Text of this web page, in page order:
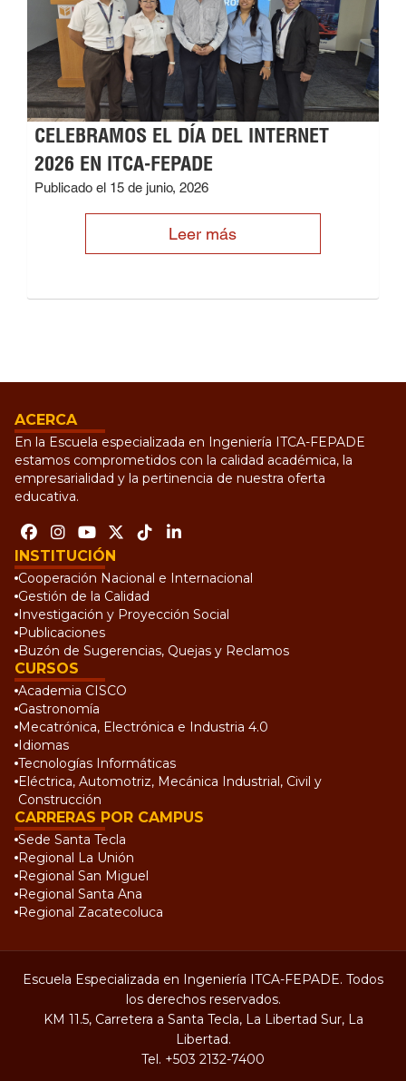
CELEBRAMOS EL DÍA DEL INTERNET
2026 EN ITCA-FEPADE
Publicado el 15 de junio, 2026
Leer más
ACERCA
En la Escuela especializada en Ingeniería ITCA-FEPADE
estamos comprometidos con la calidad académica, la
empresarialidad y la pertinencia de nuestra oferta
educativa.
INSTITUCIÓN
Cooperación Nacional e Internacional
Gestión de la Calidad
Investigación y Proyección Social
Publicaciones
Buzón de Sugerencias, Quejas y Reclamos
CURSOS
Academia CISCO
Gastronomía
Mecatrónica, Electrónica e Industria 4.0
Idiomas
Tecnologías Informáticas
Eléctrica, Automotriz, Mecánica Industrial, Civil y
Construcción
CARRERAS POR CAMPUS
Sede Santa Tecla
Regional La Unión
Regional San Miguel
Regional Santa Ana
Regional Zacatecoluca
Escuela Especializada en Ingeniería ITCA-FEPADE. Todos
los derechos reservados.
KM 11.5, Carretera a Santa Tecla, La Libertad Sur, La
Libertad.
Tel. +503 2132-7400